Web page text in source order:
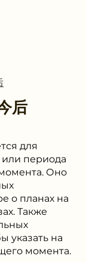
后
для
периода
Оно
о планах на
Также
указать на
момента.